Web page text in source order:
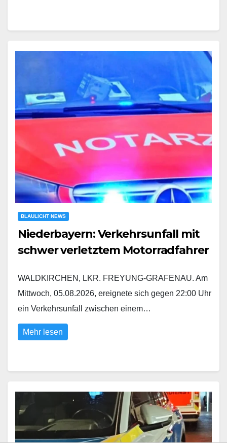
BLAULICHT NEWS
Niederbayern: Verkehrsunfall mit
schwer verletztem Motorradfahrer
WALDKIRCHEN, LKR. FREYUNG-GRAFENAU. Am
Mittwoch, 05.08.2026, ereignete sich gegen 22:00 Uhr
ein Verkehrsunfall zwischen einem…
Mehr lesen